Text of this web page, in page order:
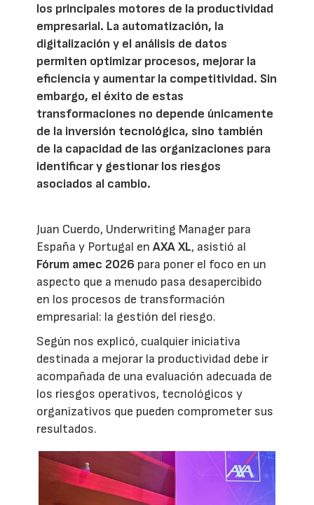
los principales motores de la productividad
empresarial. La automatización, la
digitalización y el análisis de datos
permiten optimizar procesos, mejorar la
eficiencia y aumentar la competitividad. Sin
embargo, el éxito de estas
transformaciones no depende únicamente
de la inversión tecnológica, sino también
de la capacidad de las organizaciones para
identificar y gestionar los riesgos
asociados al cambio.
Juan Cuerdo, Underwriting Manager para
España y Portugal enAXA XL, asistió al
Fórum amec 2026 para poner el foco en un
aspecto que a menudo pasa desapercibido
en los procesos de transformación
empresarial: la gestión del riesgo.
Según nos explicó, cualquier iniciativa
destinada a mejorar la productividad debe ir
acompañada de una evaluación adecuada de
los riesgos operativos, tecnológicos y
organizativos que pueden comprometer sus
resultados.